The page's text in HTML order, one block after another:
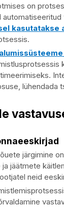
on
lühendada
järgimine
jäätmete
neid